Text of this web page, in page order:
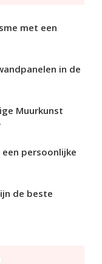
met een
in de
Muurkunst
een persoonlijke
de beste